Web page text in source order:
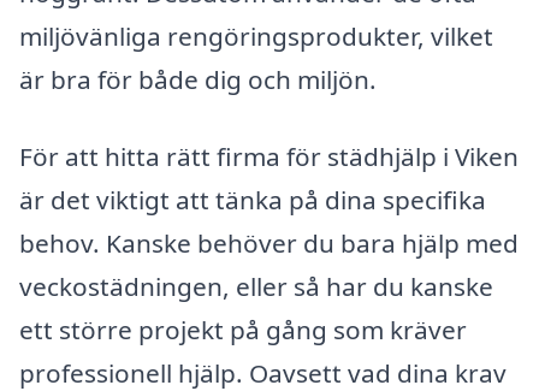
miljövänliga rengöringsprodukter, vilket
är bra för både dig och miljön.
För att hitta rätt firma för städhjälp i Viken
är det viktigt att tänka på dina specifika
behov. Kanske behöver du bara hjälp med
veckostädningen, eller så har du kanske
ett större projekt på gång som kräver
professionell hjälp. Oavsett vad dina krav